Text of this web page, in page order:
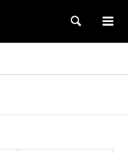
検索